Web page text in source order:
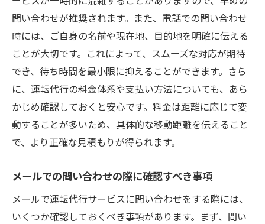
問い合わせが推奨されます。また、電話での問い合わせ
時には、ご自身の名前や現在地、目的地を明確に伝える
ことが大切です。これによって、スムーズな対応が期待
でき、待ち時間を最小限に抑えることができます。さら
に、運転代行の料金体系や支払い方法についても、あら
かじめ確認しておくと安心です。料金は距離に応じて変
動することが多いため、具体的な移動距離を伝えること
で、より正確な見積もりが得られます。
メールでの問い合わせの際に確認すべき事項
メールで運転代行サービスに問い合わせをする際には、
いくつか確認しておくべき事項があります。まず、問い